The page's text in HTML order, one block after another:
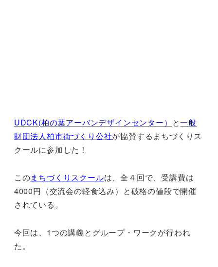
UDCK(柏の葉アーバンデザインセンター） と一般
財団法人柏市街づくり公社が協賛するまちづくりス
クールに参加した！
このまちづくりスクールは、全４回で、受講費は
4000円（交流会の軽食込み）と破格の値段で開催
されている。
今回は、1つの講義とグループ・ワークが行われ
た。